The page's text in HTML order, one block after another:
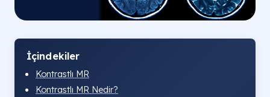
İçindekiler
Kontrastlı MR
Kontrastlı MR Nedir?